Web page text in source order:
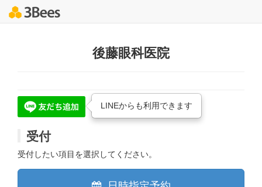
後藤眼科医院
LINEからも利用できます
受付
受付したい項目を選択してください。